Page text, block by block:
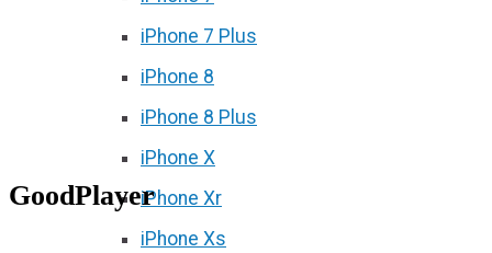
iPhone 7 Plus
iPhone 8
iPhone 8 Plus
iPhone X
iPhone Xr
iPhone Xs
GoodPlayer